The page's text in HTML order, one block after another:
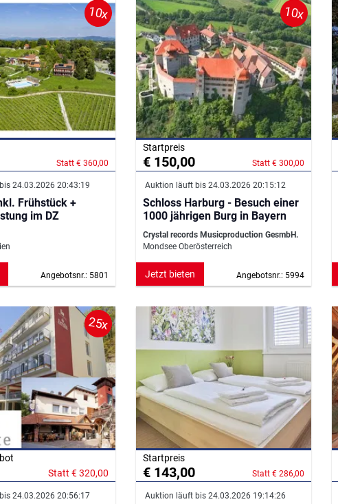
10x
Statt € 360,00
24.03.2026 20:43:19
Frühstück +
im DZ
Angebotsnr.: 5801
10x
Startpreis
€ 150,00 Statt € 300,00
Auktion läuft bis 24.03.2026 20:15:12
Schloss Harburg - Besuch einer
1000 jährigen Burg in Bayern
Crystal records Musicproduction GesmbH.
Mondsee Oberösterreich
Angebotsnr.: 5994
Jetzt bieten
25x
Statt € 320,00
24.03.2026 20:56:17
Startpreis
€ 143,00 Statt € 286,00
Auktion läuft bis 24.03.2026 19:14:26